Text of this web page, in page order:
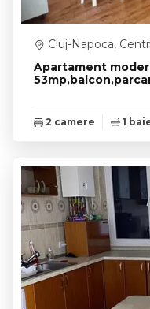
Apartament
Cluj-Napoca,
2 camere 1